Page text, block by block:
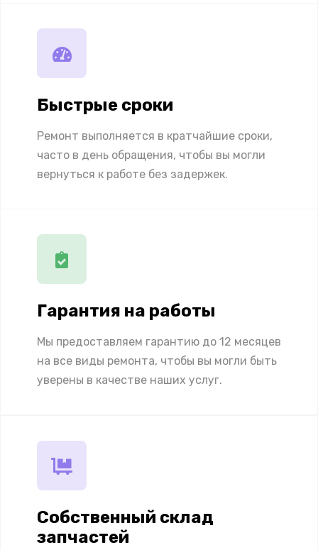
Быстрые сроки
Ремонт выполняется в кратчайшие сроки,
часто в день обращения, чтобы вы могли
вернуться к работе без задержек.
Гарантия на работы
Мы предоставляем гарантию до 12 месяцев
на все виды ремонта, чтобы вы могли быть
уверены в качестве наших услуг.
Собственный склад
запчастей